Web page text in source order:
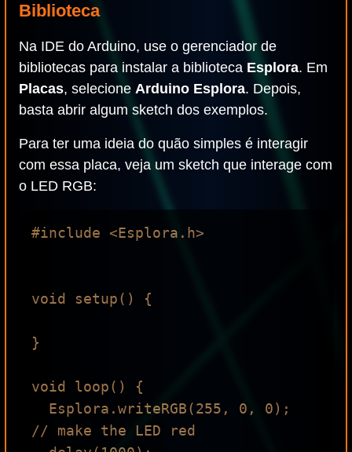
Biblioteca
Na IDE do Arduino, use o gerenciador de
bibliotecas para instalar a biblioteca Esplora. Em
Placas, selecione Arduino Esplora. Depois,
basta abrir algum sketch dos exemplos.
Para ter uma ideia do quão simples é interagir
com essa placa, veja um sketch que interage com
o LED RGB:
#include <Esplora.h>
void setup() {
}
void loop() {
// make the LED red